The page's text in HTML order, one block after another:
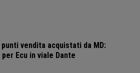
vendita acquistati da MD:
Ecu in viale Dante